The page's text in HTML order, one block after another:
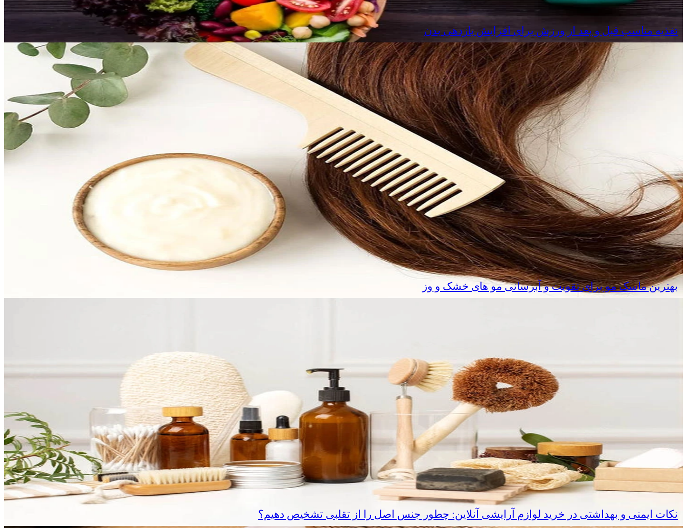
تغذیه مناسب قبل و بعد از ورزش برای افزایش بازدهی بدن
بهترین ماسک مو برای تقویت و آبرسانی مو های خشک و وز
نکات ایمنی و بهداشتی در خرید لوازم آرایشی آنلاین: چطور جنس اصل را از تقلبی تشخیص دهیم؟